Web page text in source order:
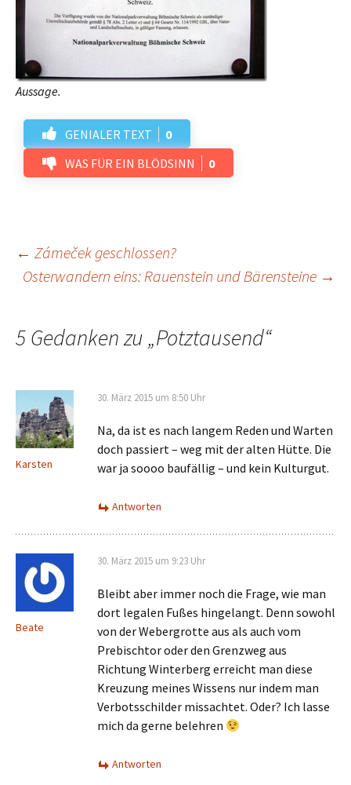
Aussage.
GENIALER TEXT
0
WAS FÜR EIN BLÖDSINN
0
Beitrags-
← Zámeček geschlossen?
Osterwandern eins: Rauenstein und Bärensteine →
5 Gedanken zu „Potztausend“
Karsten
30. März 2015 um 8:50 Uhr
Na, da ist es nach langem Reden und Warten
doch passiert – weg mit der alten Hütte. Die
war ja soooo baufällig – und kein Kulturgut.
Antworten
Beate
30. März 2015 um 9:23 Uhr
Bleibt aber immer noch die Frage, wie man
dort legalen Fußes hingelangt. Denn sowohl
von der Webergrotte aus als auch vom
Prebischtor oder den Grenzweg aus
Richtung Winterberg erreicht man diese
Kreuzung meines Wissens nur indem man
Verbotsschilder missachtet. Oder? Ich lasse
mich da gerne belehren
Antworten